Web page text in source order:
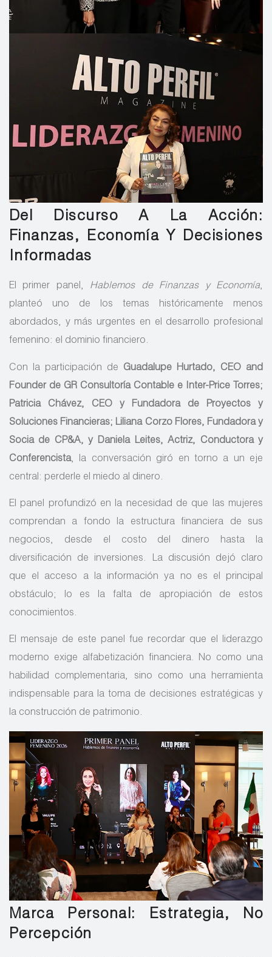
Del Discurso A La Acción:
Finanzas, Economía Y Decisiones
Informadas
El primer panel, Hablemos de Finanzas y Economía,
planteó uno de los temas históricamente menos
abordados, y más urgentes en el desarrollo profesional
femenino: el dominio financiero.
Con la participación de Guadalupe Hurtado, CEO and
Founder de GR Consultoría Contable e Inter-Price Torres;
Patricia Chávez, CEO y Fundadora de Proyectos y
Soluciones Financieras; Liliana Corzo Flores, Fundadora y
Socia de CP&A, y Daniela Leites, Actriz, Conductora y
Conferencista, la conversación giró en torno a un eje
central: perderle el miedo al dinero.
El panel profundizó en la necesidad de que las mujeres
comprendan a fondo la estructura financiera de sus
negocios, desde el costo del dinero hasta la
diversificación de inversiones. La discusión dejó claro
que el acceso a la información ya no es el principal
obstáculo; lo es la falta de apropiación de estos
conocimientos.
El mensaje de este panel fue recordar que el liderazgo
moderno exige alfabetización financiera. No como una
habilidad complementaria, sino como una herramienta
indispensable para la toma de decisiones estratégicas y
la construcción de patrimonio.
Marca Personal: Estrategia, No
Percepción